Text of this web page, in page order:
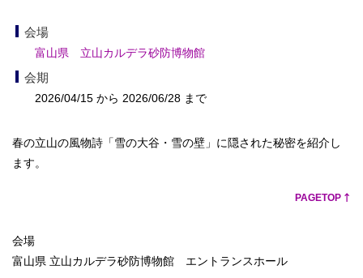
会場
富山県 立山カルデラ砂防博物館
会期
2026/04/15 から 2026/06/28 まで
春の立山の風物詩「雪の大谷・雪の壁」に隠された秘密を紹介し
ます。
PAGETOP
会場
富山県 立山カルデラ砂防博物館 エントランスホール